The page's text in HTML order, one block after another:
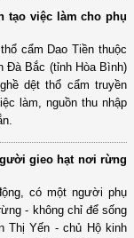
tạo việc làm cho phụ
cẩm Dao Tiền thuộc
Đà Bắc (tỉnh Hòa Bình)
dệt thổ cẩm truyền
làm, nguồn thu nhập
gieo hạt nơi rừng
có một người phụ
- không chỉ để sống
Thị Yến - chủ Hộ kinh